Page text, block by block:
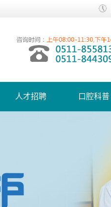
人才招聘 口腔科普